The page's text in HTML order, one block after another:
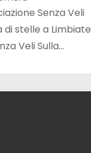
Senza Veli
di stelle a Limbiate
Veli Sulla…